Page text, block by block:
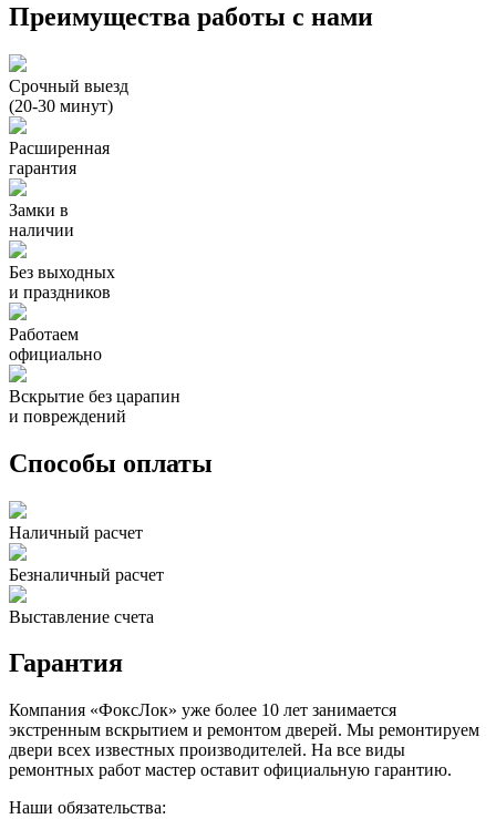
Преимущества работы с нами
Срочный выезд
(20-30 минут)
Расширенная
гарантия
Замки в
наличии
Без выходных
и праздников
Работаем
официально
Вскрытие без царапин
и повреждений
Способы оплаты
Наличный расчет
Безналичный расчет
Выставление счета
Гарантия
Компания «ФоксЛок» уже более 10 лет занимается
экстренным вскрытием и ремонтом дверей. Мы ремонтируем
двери всех известных производителей. На все виды
ремонтных работ мастер оставит официальную гарантию.
Наши обязательства: